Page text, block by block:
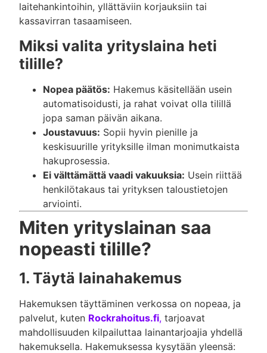
laitehankintoihin, yllättäviin korjauksiin tai
kassavirran tasaamiseen.
Miksi valita yrityslaina heti
tilille?
Nopea päätös: Hakemus käsitellään usein
automatisoidusti, ja rahat voivat olla tilillä
jopa saman päivän aikana.
Joustavuus: Sopii hyvin pienille ja
keskisuurille yrityksille ilman monimutkaista
hakuprosessia.
Ei välttämättä vaadi vakuuksia: Usein riittää
henkilötakaus tai yrityksen taloustietojen
arviointi.
Miten yrityslainan saa
nopeasti tilille?
1. Täytä lainahakemus
Hakemuksen täyttäminen verkossa on nopeaa, ja
palvelut, kuten Rockrahoitus.fi, tarjoavat
mahdollisuuden kilpailuttaa lainantarjoajia yhdellä
hakemuksella. Hakemuksessa kysytään yleensä: